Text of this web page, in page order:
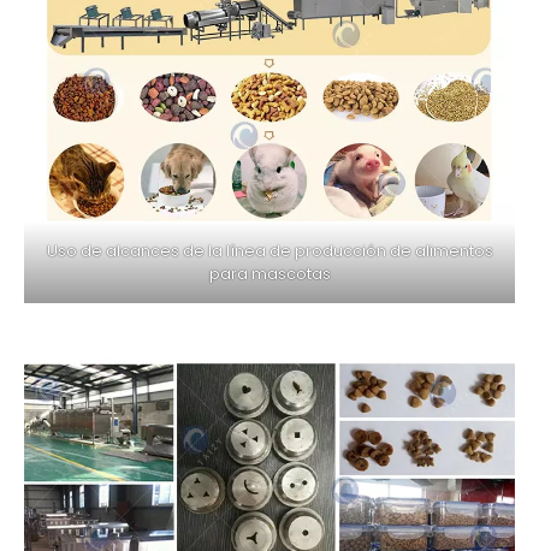
Uso de alcances de la línea de producción de alimentos
para mascotas